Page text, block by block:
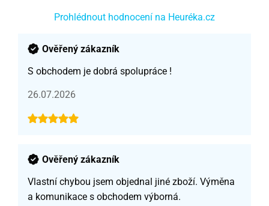
Prohlédnout hodnocení na Heuréka.cz
Ověřený zákazník
S obchodem je dobrá spolupráce !
26.07.2026
Ověřený zákazník
Vlastní chybou jsem objednal jiné zboží. Výměna
a komunikace s obchodem výborná.